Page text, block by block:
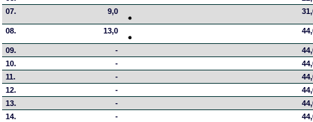
07.
9,0
08. 13,0
09. -
10.
-
11.
-
12.
-
13.
-
14.
-